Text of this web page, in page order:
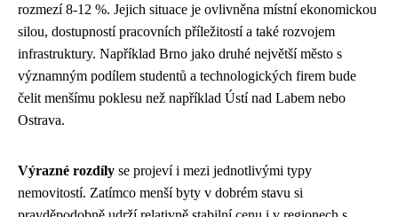
rozmezí 8-12 %. Jejich situace je ovlivněna místní ekonomickou
silou, dostupností pracovních příležitostí a také rozvojem
infrastruktury. Například Brno jako druhé největší město s
významným podílem studentů a technologických firem bude
čelit menšímu poklesu než například Ústí nad Labem nebo
Ostrava.
Výrazné rozdíly se projeví i mezi jednotlivými typy
nemovitostí. Zatímco menší byty v dobrém stavu si